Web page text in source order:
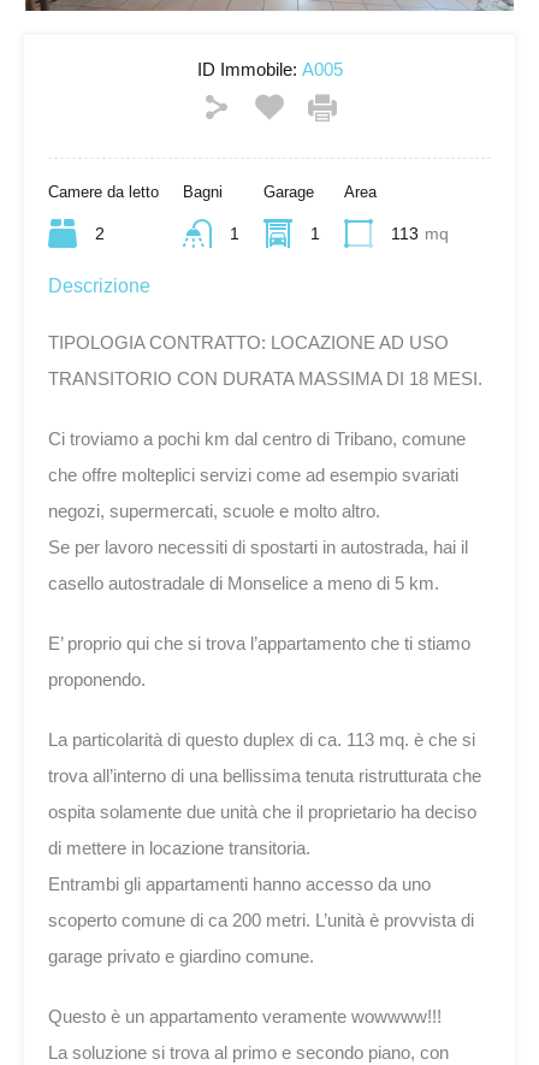
ID Immobile: A005
Camere da letto
2
Bagni
1
Garage
1
Area
113 mq
Descrizione
TIPOLOGIA CONTRATTO: LOCAZIONE AD USO
TRANSITORIO CON DURATA MASSIMA DI 18 MESI.
Ci troviamo a pochi km dal centro di Tribano, comune
che offre molteplici servizi come ad esempio svariati
negozi, supermercati, scuole e molto altro.
Se per lavoro necessiti di spostarti in autostrada, hai il
casello autostradale di Monselice a meno di 5 km.
E’ proprio qui che si trova l’appartamento che ti stiamo
proponendo.
La particolarità di questo duplex di ca. 113 mq. è che si
trova all’interno di una bellissima tenuta ristrutturata che
ospita solamente due unità che il proprietario ha deciso
di mettere in locazione transitoria.
Entrambi gli appartamenti hanno accesso da uno
scoperto comune di ca 200 metri. L’unità è provvista di
garage privato e giardino comune.
Questo è un appartamento veramente wowwww!!!
La soluzione si trova al primo e secondo piano, con